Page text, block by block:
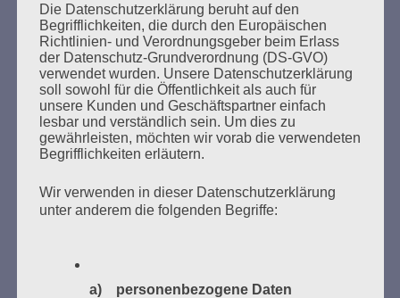
Donnerstag, 21. Mai 2026, 11 – 18 Uhr
Zum 26. Mal gibt es eine Marathonlesung anlässlich
des Gedenkens an die Verbrennung von Büchern am
Studentenorganisationen und Burschenschaftler
Bücher verbrannten.
Weitere Informationen:
Die Datenschutzerklärung beruht auf den
Begrifflichkeiten, die durch den Europäischen
Richtlinien- und Verordnungsgeber beim Erlass
der Datenschutz-Grundverordnung (DS-GVO)
verwendet wurden. Unsere Datenschutzerklärung
soll sowohl für die Öffentlichkeit als auch für
unsere Kunden und Geschäftspartner einfach
lesbar und verständlich sein. Um dies zu
gewährleisten, möchten wir vorab die verwendeten
Begrifflichkeiten erläutern.
Wir verwenden in dieser Datenschutzerklärung
unter anderem die folgenden Begriffe:
a) personenbezogene Daten